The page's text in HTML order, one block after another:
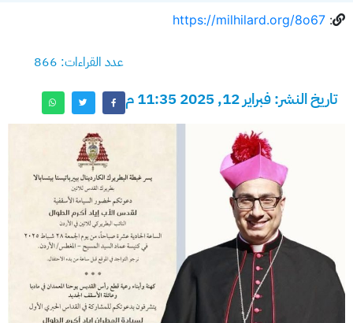
:
https://milhilard.org/8o67
عدد القراءات: 866
تاريخ النشر: فبراير 12, 2025 11:35 م